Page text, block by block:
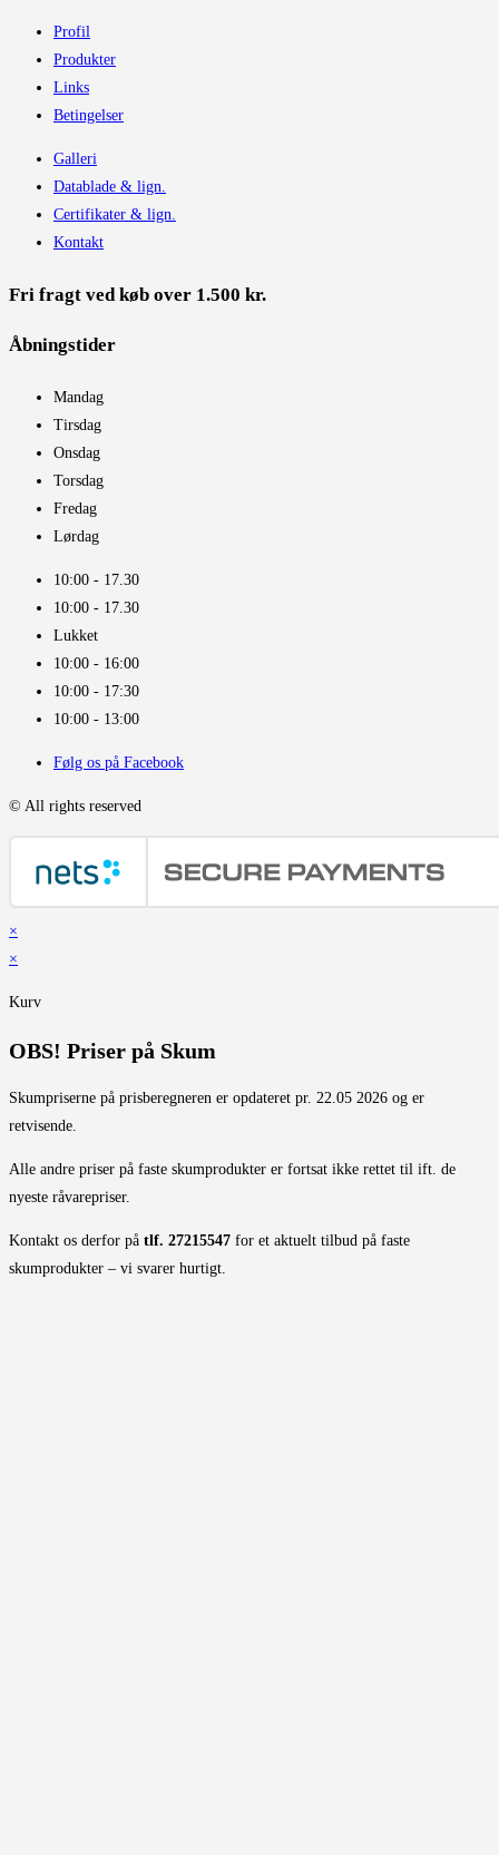
Profil
Produkter
Links
Betingelser
Galleri
Datablade & lign.
Certifikater & lign.
Kontakt
Fri fragt ved køb over 1.500 kr.
Åbningstider​
Mandag
Tirsdag
Onsdag
Torsdag
Fredag
Lørdag
10:00 - 17.30​
10:00 - 17.30​
Lukket
10:00 - 16:00​
10:00 - 17:30
10:00 - 13:00
Følg os på Facebook
© All rights reserved
×
×
Kurv
OBS! Priser på Skum
Skumpriserne på prisberegneren er opdateret pr. 22.05 2026 og er
retvisende.
Alle andre priser på faste skumprodukter er fortsat ikke rettet til ift. de
nyeste råvarepriser.
Kontakt os derfor på tlf. 27215547 for et aktuelt tilbud på faste
skumprodukter – vi svarer hurtigt.